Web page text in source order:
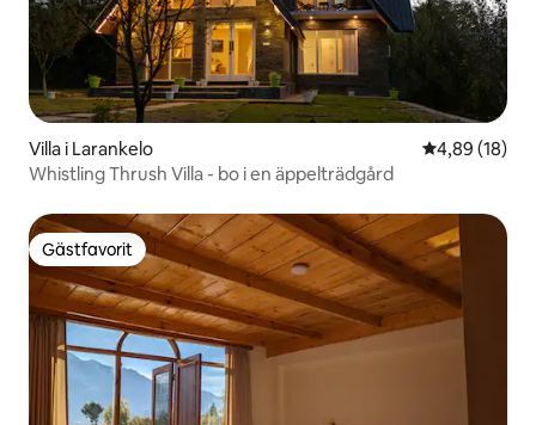
Villa i Larankelo 4,89 av 5 i
4,89 (18)
Whistling Thrush Villa - bo i en äppelträdgård
Gästfavorit
Gästfavorit